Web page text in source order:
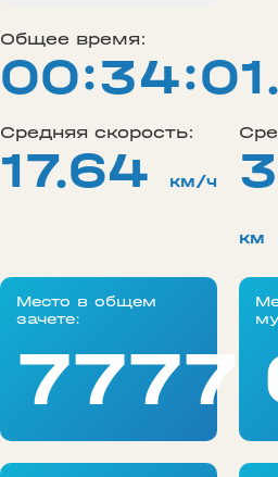
Общее время:
Средняя скорость:
17.64 км/ч
км
Место в общем
зачете: